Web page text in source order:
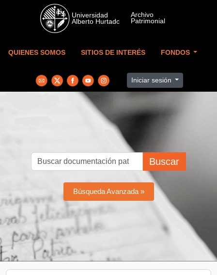
Skip to main content
QUIENES SOMOS SITIOS DE INTERÉS FONDOS
Iniciar sesión
Buscar
Búsqueda Avanzada »